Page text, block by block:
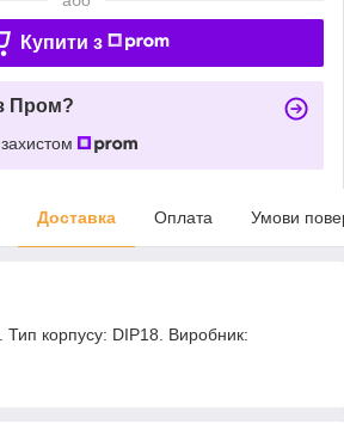
Купити з
Пром?
Доставка Оплата Умови
Тип корпусу: DIP18. Виробник: